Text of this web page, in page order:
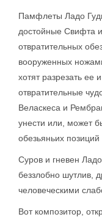
Памфлеты Ладо
достойные Свифта
отвратительных
вооруженных
хотят разрезать ее
отвратительные
Веласкеса и
унести или, может
обезьяньих позиций
Суров и гневен
беззлобно шутлив,
человеческими
Вот композитор,